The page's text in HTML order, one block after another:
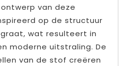
van deze
op de structuur
wat resulteert in
moderne uitstraling. De
van de stof creëren